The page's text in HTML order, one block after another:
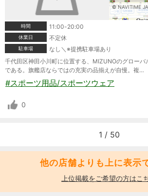
© NAVITIME
時間
11:00-20:00
休業日 不定休
駐車場
なし＼※提携駐車場あり
千代田区神田小川町に位置する、MIZUNOのグローバ
である。旗艦店ならではの充実の品揃えが自慢。複…
#スポーツ用品/スポーツウェア
0
1 / 50
他の店舗よりも上に表示
上位掲載をご希望の方はこ